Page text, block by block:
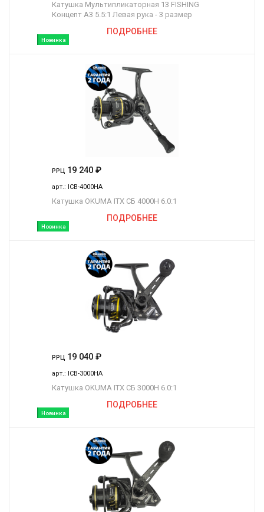
Новинка
Катушка Мультипликаторная 13 FISHING
Концепт A3 5.5:1 Левая рука - 3 размер
ПОДРОБНЕЕ
Новинка
РРЦ 19 240 ₽
арт.: ICB-4000HA
Катушка OKUMA ITX СБ 4000H 6.0:1
ПОДРОБНЕЕ
Новинка
РРЦ 19 040 ₽
арт.: ICB-3000HA
Катушка OKUMA ITX СБ 3000H 6.0:1
ПОДРОБНЕЕ